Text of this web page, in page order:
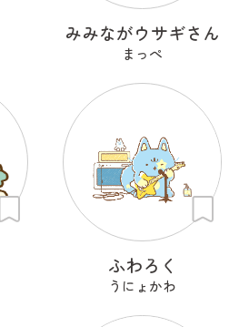
みみながウサギさん
まっぺ
ふわろく
うにょかわ